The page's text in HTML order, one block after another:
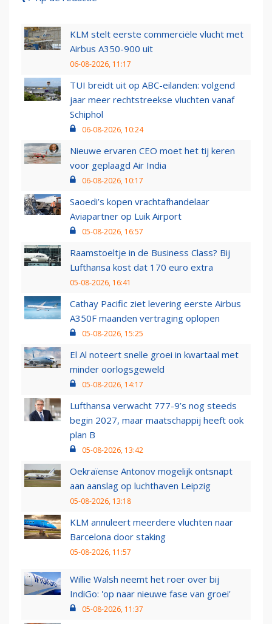
KLM stelt eerste commerciële vlucht met
Airbus A350-900 uit
06-08-2026, 11:17
TUI breidt uit op ABC-eilanden: volgend
jaar meer rechtstreekse vluchten vanaf
Schiphol
06-08-2026, 10:24
Nieuwe ervaren CEO moet het tij keren
voor geplaagd Air India
06-08-2026, 10:17
Saoedi’s kopen vrachtafhandelaar
Aviapartner op Luik Airport
05-08-2026, 16:57
Raamstoeltje in de Business Class? Bij
Lufthansa kost dat 170 euro extra
05-08-2026, 16:41
Cathay Pacific ziet levering eerste Airbus
A350F maanden vertraging oplopen
05-08-2026, 15:25
El Al noteert snelle groei in kwartaal met
minder oorlogsgeweld
05-08-2026, 14:17
Lufthansa verwacht 777-9’s nog steeds
begin 2027, maar maatschappij heeft ook
plan B
05-08-2026, 13:42
Oekraïense Antonov mogelijk ontsnapt
aan aanslag op luchthaven Leipzig
05-08-2026, 13:18
KLM annuleert meerdere vluchten naar
Barcelona door staking
05-08-2026, 11:57
Willie Walsh neemt het roer over bij
IndiGo: 'op naar nieuwe fase van groei'
05-08-2026, 11:37